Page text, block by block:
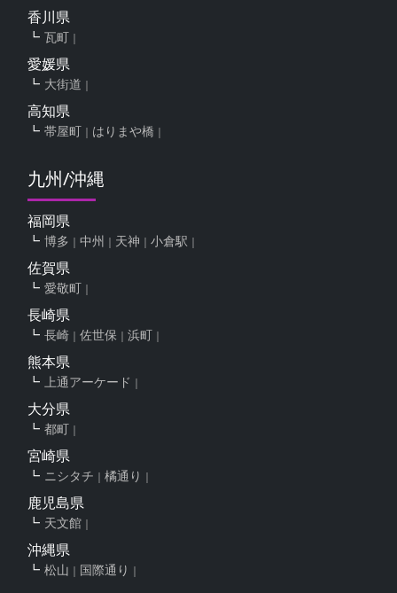
香川県
瓦町
愛媛県
大街道
高知県
帯屋町 はりまや橋
九州/沖縄
福岡県
博多 中州 天神 小倉駅
佐賀県
愛敬町
長崎県
長崎 佐世保 浜町
熊本県
上通アーケード
大分県
都町
宮崎県
ニシタチ 橘通り
鹿児島県
天文館
沖縄県
松山 国際通り